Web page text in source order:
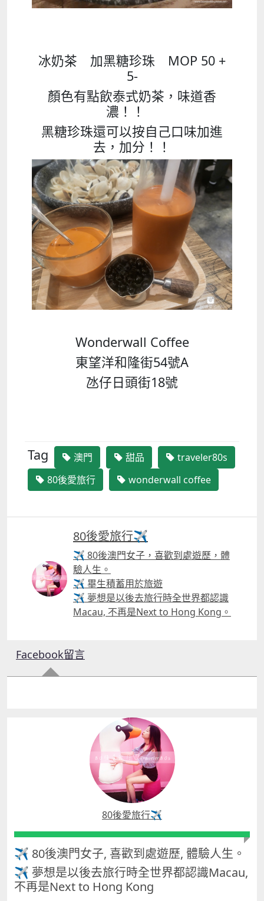
冰奶茶 加黑糖珍珠 MOP 50 +
5-
顏色有點飲泰式奶茶，味道香
濃！！
黑糖珍珠還可以按自己口味加進
去，加分！！
Wonderwall Coffee
東望洋和隆街54號A
氹仔日頭街18號
Tag 澳門 甜品
traveler80s
80後愛旅行
wonderwall coffee
80後愛旅行✈️
✈ 80後澳門女子，喜歡到處遊歷，體
驗人生。
✈ 畢生積蓄用於旅遊
✈ 夢想是以後去旅行時全世界都認識
Macau, 不再是Next to Hong Kong。
Facebook留言
80後愛旅行✈️
✈ 80後澳門女子, 喜歡到處遊歷, 體驗人生。
✈ 夢想是以後去旅行時全世界都認識Macau,
不再是Next to Hong Kong